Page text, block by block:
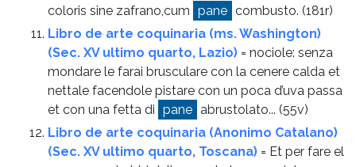
coloris sine zafrano,cum pane combusto. (181r)
Libro de arte coquinaria (ms. Washington)
(Sec. XV ultimo quarto, Lazio) = nociole: senza
mondare le farai brusculare con la cenere calda et
nettale facendole pistare con un poca d’uva passa
et con una fetta di pane abrustolato... (55v)
Libro de arte coquinaria (Anonimo Catalano)
(Sec. XV ultimo quarto, Toscana) = Et per fare el